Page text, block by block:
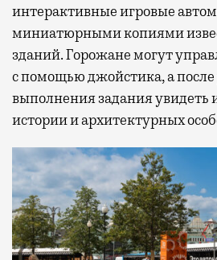
интерактивные игровые
миниатюрными копиями
зданий. Горожане могут
с помощью джойстика, а
выполнения задания
истории и архитектурных